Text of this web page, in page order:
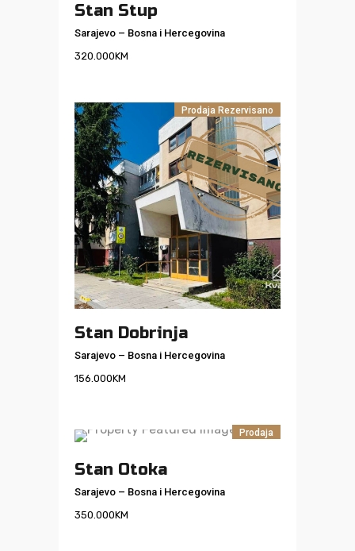
Stan Stup
Sarajevo – Bosna i Hercegovina
320.000KM
Prodaja Rezervisano
Stan Dobrinja
Sarajevo – Bosna i Hercegovina
156.000KM
Prodaja
Stan Otoka
Sarajevo – Bosna i Hercegovina
350.000KM